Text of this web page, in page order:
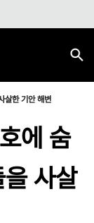
살한 기안 해변
에 숨
사살